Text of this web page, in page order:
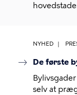
NYHED
De første
selv at